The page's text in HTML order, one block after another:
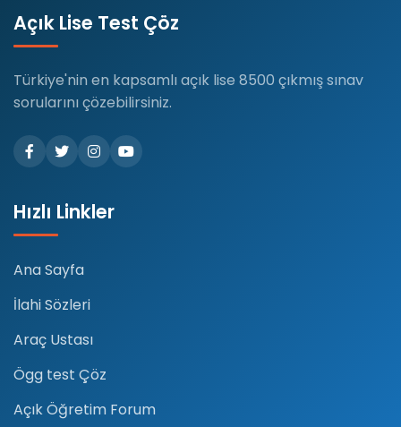
Açık Lise Test Çöz
Türkiye'nin en kapsamlı açık lise 8500 çıkmış sınav
sorularını çözebilirsiniz.
Hızlı Linkler
Ana Sayfa
İlahi Sözleri
Araç Ustası
Ögg test Çöz
Açık Öğretim Forum